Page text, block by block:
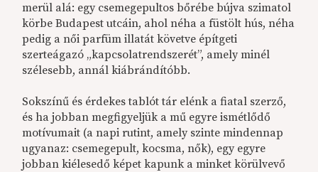
merül alá: egy csemegepultos bőrébe bújva szimatol
körbe Budapest utcáin, ahol néha a füstölt hús, néha
pedig a női parfüm illatát követve építgeti
szerteágazó „kapcsolatrendszerét”, amely minél
szélesebb, annál kiábrándítóbb.
Sokszínű és érdekes tablót tár elénk a fiatal szerző,
és ha jobban megfigyeljük a mű egyre ismétlődő
motívumait (a napi rutint, amely szinte mindennap
ugyanaz: csemegepult, kocsma, nők), egy egyre
jobban kiélesedő képet kapunk a minket körülvevő